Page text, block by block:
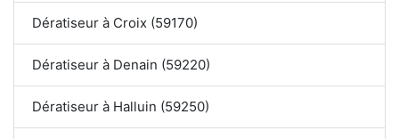
Dératiseur à Croix (59170)
Dératiseur à Denain (59220)
Dératiseur à Halluin (59250)